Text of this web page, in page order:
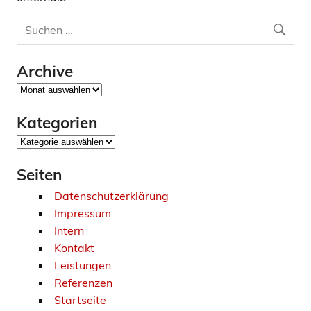
Archive
Archive
Kategorien
Kategorien
Seiten
Datenschutzerklärung
Impressum
Intern
Kontakt
Leistungen
Referenzen
Startseite